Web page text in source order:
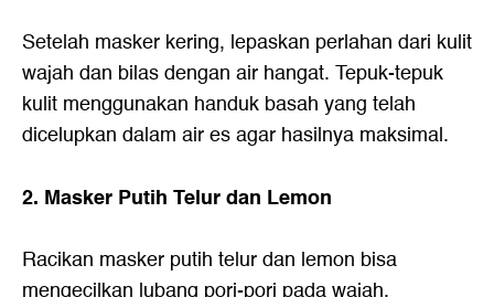
Setelah masker kering, lepaskan perlahan dari kulit
wajah dan bilas dengan air hangat. Tepuk-tepuk
kulit menggunakan handuk basah yang telah
dicelupkan dalam air es agar hasilnya maksimal.
2. Masker Putih Telur dan Lemon
Racikan masker putih telur dan lemon bisa
mengecilkan lubang pori-pori pada wajah.